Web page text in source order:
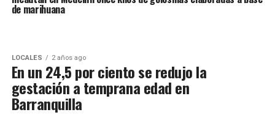
de marihuana
LOCALES 2 años ago
En un 24,5 por ciento se redujo la
gestación a temprana edad en
Barranquilla